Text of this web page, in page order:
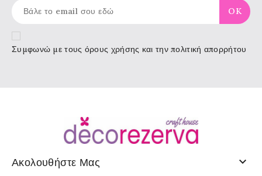
Συμφωνώ με τους όρους χρήσης και την πολιτική απορρήτου
Ακολουθήστε Μας 